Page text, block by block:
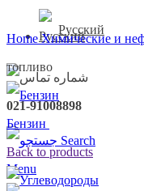
Русский
021-91008898
Search
Menu
Click to enlarge
HomeХимические и
топливо
Бензин
Back to products